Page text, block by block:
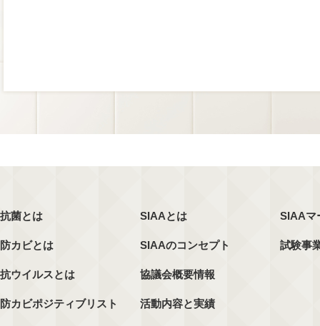
抗菌とは
防カビとは
抗ウイルスとは
防カビポジティブリスト
SIAAとは
SIAAのコンセプト
協議会概要情報
活動内容と実績
SIAAマ
試験事